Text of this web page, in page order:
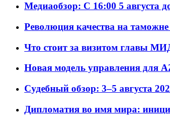
Медиаобзор: С 16:00 5 августа
Революция качества на
Что стоит за визитом главы
Новая модель управления для
Судебный обзор: 3–5 августа
Дипломатия во имя мира: